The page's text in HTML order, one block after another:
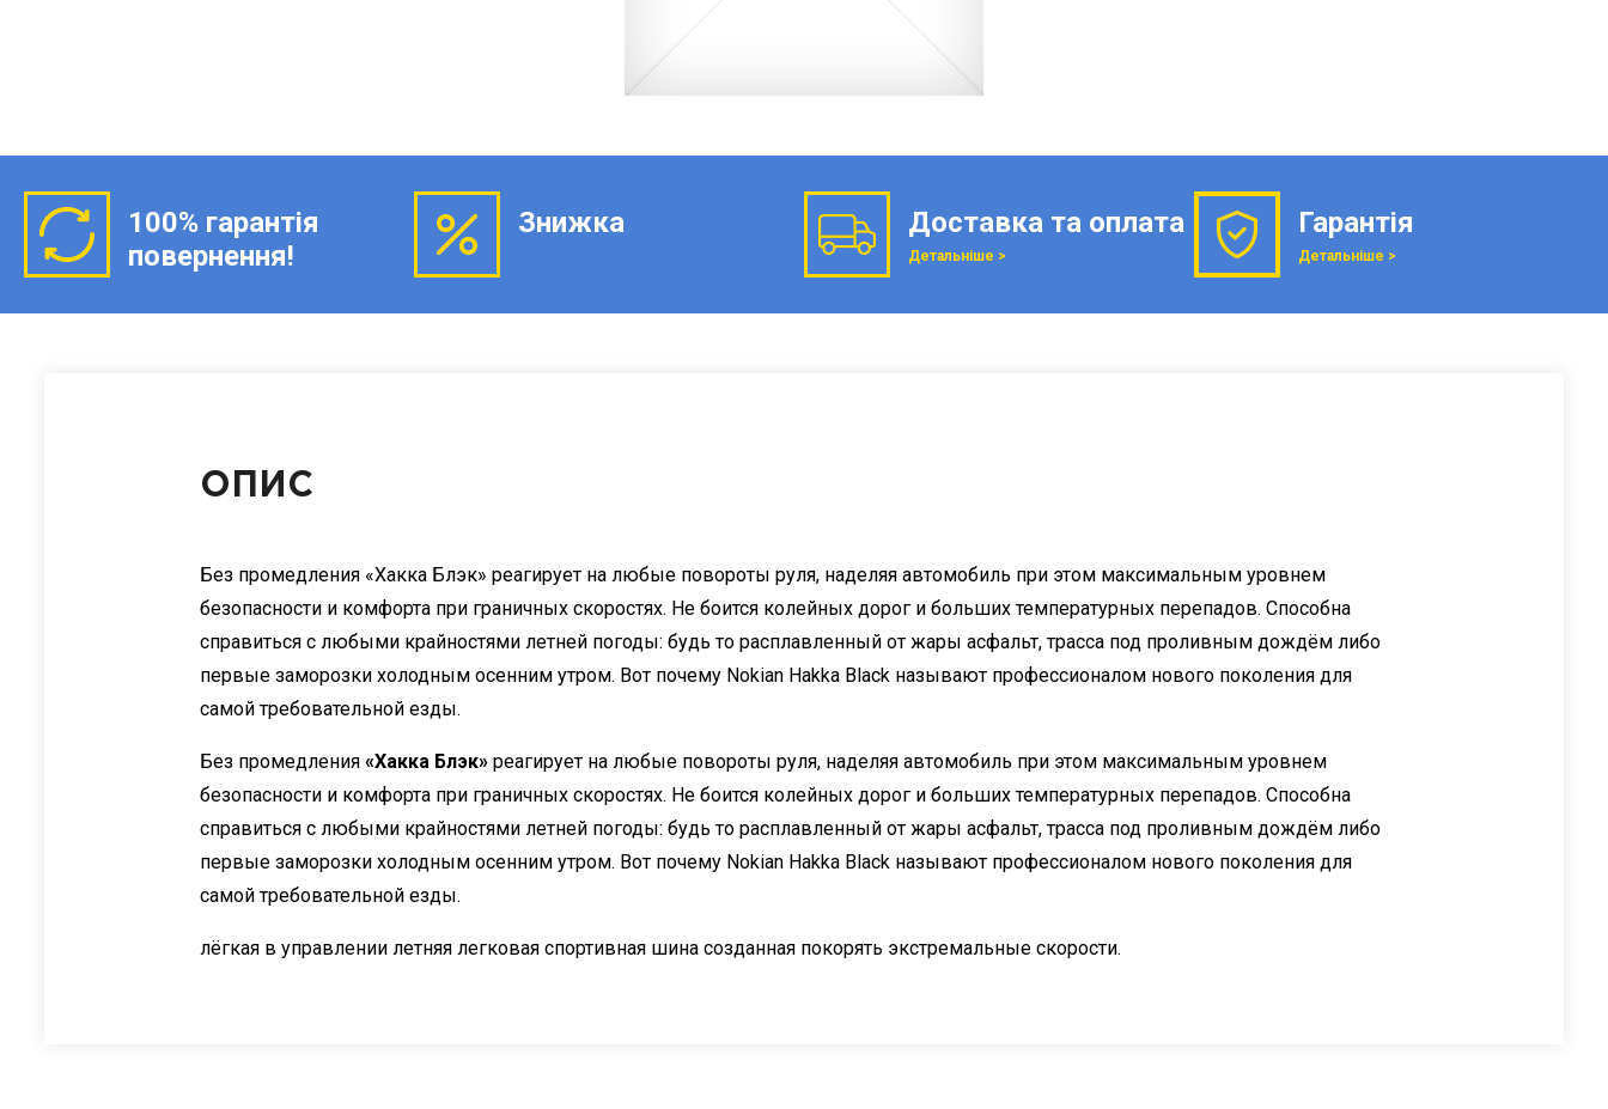
100% гарантія
повернення!
Знижка Доставка та оплата
Детальніше >
Гарантія
Детальніше >
ОПИС
Без промедления «Хакка Блэк» реагирует на любые повороты руля, наделяя автомобиль при этом максимальным уровнем
безопасности и комфорта при граничных скоростях. Не боится колейных дорог и больших температурных перепадов. Способна
справиться с любыми крайностями летней погоды: будь то расплавленный от жары асфальт, трасса под проливным дождём либо
первые заморозки холодным осенним утром. Вот почему Nokian Hakka Black называют профессионалом нового поколения для
самой требовательной езды.
Без промедления «Хакка Блэк» реагирует на любые повороты руля, наделяя автомобиль при этом максимальным уровнем
безопасности и комфорта при граничных скоростях. Не боится колейных дорог и больших температурных перепадов. Способна
справиться с любыми крайностями летней погоды: будь то расплавленный от жары асфальт, трасса под проливным дождём либо
первые заморозки холодным осенним утром. Вот почему Nokian Hakka Black называют профессионалом нового поколения для
самой требовательной езды.
лёгкая в управлении летняя легковая спортивная шина созданная покорять экстремальные скорости.